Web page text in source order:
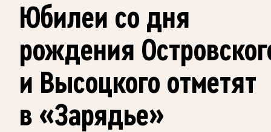
Юбилеи со дня
рождения
и Высоцкого отметят
в «Зарядье»